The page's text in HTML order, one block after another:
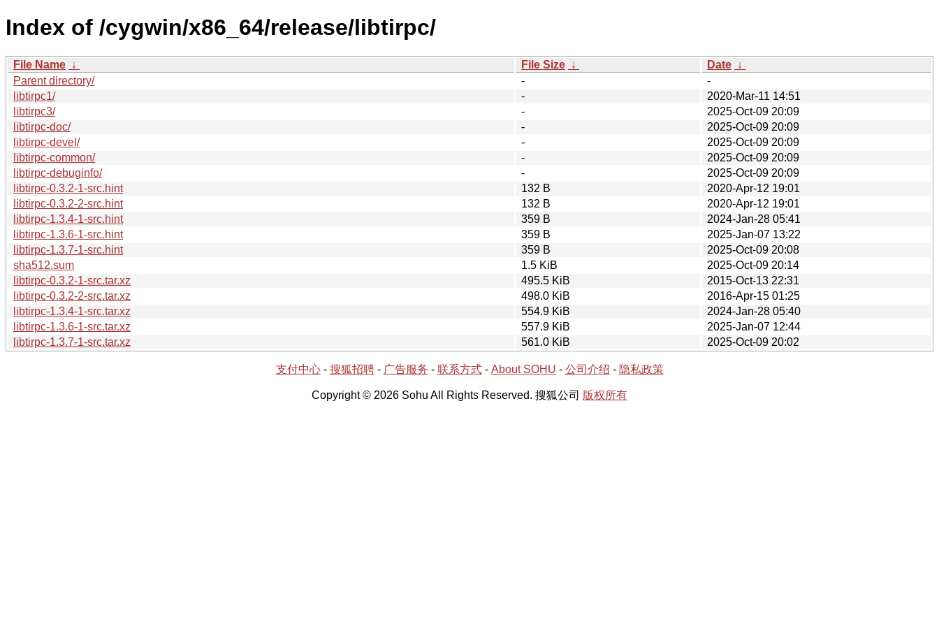
Index of /cygwin/x86_64/release/libtirpc/
File Name ↓ File Size ↓ Date ↓
Parent directory/
-
-
libtirpc1/
-
2020-Mar-11 14:51
libtirpc3/
-
2025-Oct-09 20:09
libtirpc-doc/
-
2025-Oct-09 20:09
libtirpc-devel/
-
2025-Oct-09 20:09
libtirpc-common/
-
2025-Oct-09 20:09
libtirpc-debuginfo/
-
2025-Oct-09 20:09
libtirpc-0.3.2-1-src.hint
132 B
2020-Apr-12 19:01
libtirpc-0.3.2-2-src.hint
132 B
2020-Apr-12 19:01
libtirpc-1.3.4-1-src.hint
359 B
2024-Jan-28 05:41
libtirpc-1.3.6-1-src.hint
359 B
2025-Jan-07 13:22
libtirpc-1.3.7-1-src.hint
359 B
2025-Oct-09 20:08
sha512.sum
1.5 KiB
2025-Oct-09 20:14
libtirpc-0.3.2-1-src.tar.xz
495.5 KiB
2015-Oct-13 22:31
libtirpc-0.3.2-2-src.tar.xz
498.0 KiB
2016-Apr-15 01:25
libtirpc-1.3.4-1-src.tar.xz
554.9 KiB
2024-Jan-28 05:40
libtirpc-1.3.6-1-src.tar.xz
557.9 KiB
2025-Jan-07 12:44
libtirpc-1.3.7-1-src.tar.xz
561.0 KiB 2025-Oct-09 20:02
支付中心- 搜狐招聘- 广告服务 - 联系方式- About SOHU - 公司介绍 - 隐私政策
Copyright © 2026 Sohu All Rights Reserved. 搜狐公司 版权所有